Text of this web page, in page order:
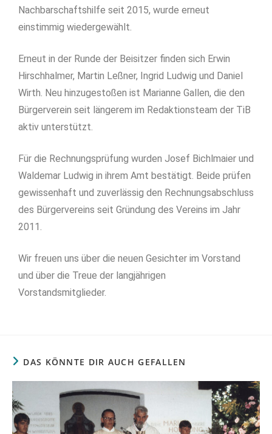
Nachbarschaftshilfe seit 2015, wurde erneut
einstimmig wiedergewählt.
Erneut in der Runde der Beisitzer finden sich Erwin
Hirschhalmer, Martin Leßner, Ingrid Ludwig und Daniel
Wirth. Neu hinzugestoßen ist Marianne Gallen, die den
Bürgerverein seit längerem im Redaktionsteam der TiB
aktiv unterstützt.
Für die Rechnungsprüfung wurden Josef Bichlmaier und
Waldemar Ludwig in ihrem Amt bestätigt. Beide prüfen
gewissenhaft und zuverlässig den Rechnungsabschluss
des Bürgervereins seit Gründung des Vereins im Jahr
2011.
Wir freuen uns über die neuen Gesichter im Vorstand
und über die Treue der langjährigen
Vorstandsmitglieder.
DAS KÖNNTE DIR AUCH GEFALLEN